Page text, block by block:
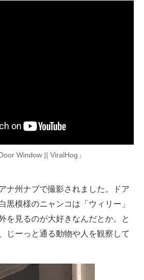
かる
イト
事例
イト
サイト
Window || ViralHog」
ナ州ナブで撮影されました。ドア
黒模様のニャンコは「ウィリー」
を見るのが大好きなんだとか。と
じーっと通る動物や人を観察して